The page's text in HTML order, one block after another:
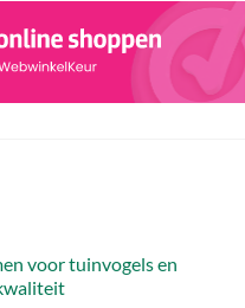
voor tuinvogels en